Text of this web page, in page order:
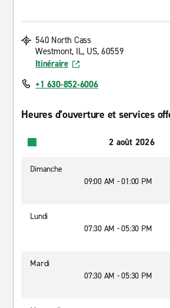
540 North Cass
Westmont, IL, US, 60559
Itinéraire
+1 630-852-6006
Heures d’ouverture et services
2 août 2026
Dimanche
09:00 AM - 01:00 PM
Lundi
07:30 AM - 05:30 PM
Mardi
07:30 AM - 05:30 PM